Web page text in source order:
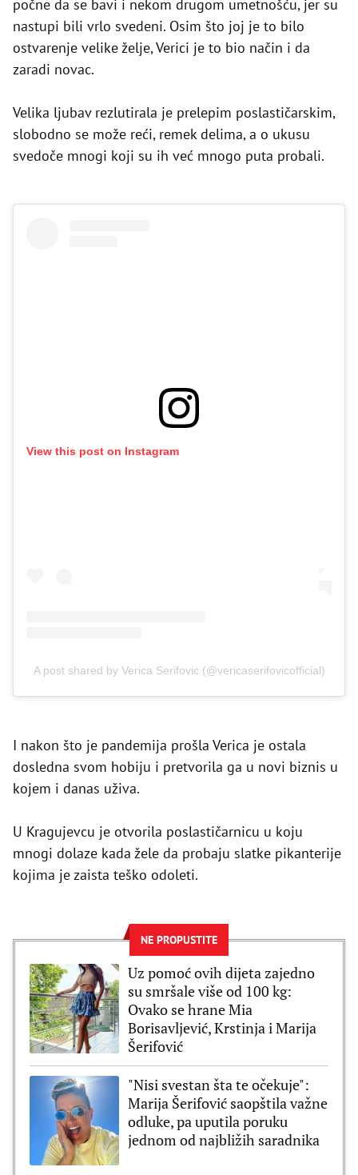
počne da se bavi i nekom drugom umetnošću, jer su
nastupi bili vrlo svedeni. Osim što joj je to bilo
ostvarenje velike želje, Verici je to bio način i da
zaradi novac.
Velika ljubav rezlutirala je prelepim poslastičarskim,
slobodno se može reći, remek delima, a o ukusu
svedoče mnogi koji su ih već mnogo puta probali.
View this post on Instagram
A post shared by Verica Serifovic (@vericaserifovicofficial)
I nakon što je pandemija prošla Verica je ostala
dosledna svom hobiju i pretvorila ga u novi biznis u
kojem i danas uživa.
U Kragujevcu je otvorila poslastičarnicu u koju
mnogi dolaze kada žele da probaju slatke pikanterije
kojima je zaista teško odoleti.
NE PROPUSTITE
Uz pomoć ovih dijeta zajedno
su smršale više od 100 kg:
Ovako se hrane Mia
Borisavljević, Krstinja i Marija
Šerifović
"Nisi svestan šta te očekuje":
Marija Šerifović saopštila važne
odluke, pa uputila poruku
jednom od najbližih saradnika